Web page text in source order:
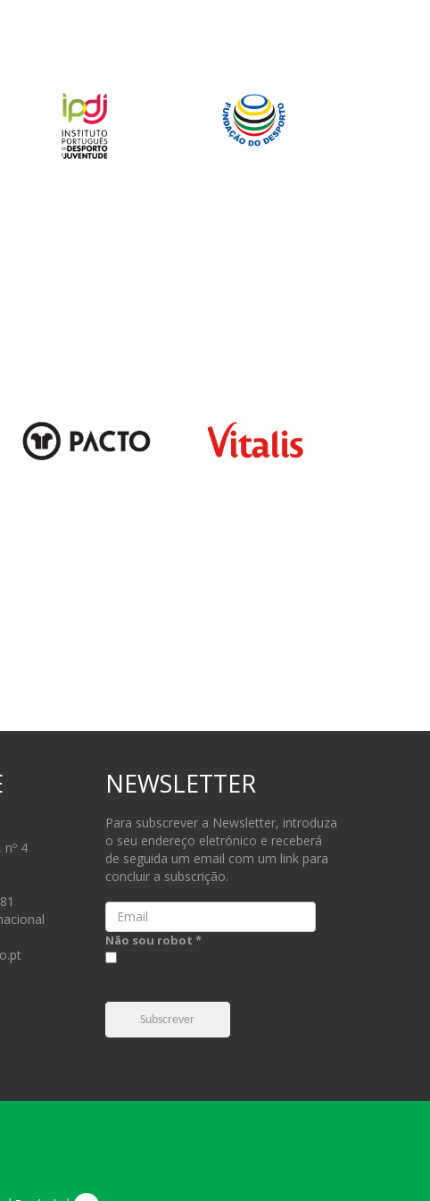
nº 4
NEWSLETTER
Para subscrever a Newsletter, introduza
o seu endereço eletrónico e receberá
de seguida um email com um link para
concluir a subscrição.
Email
Não sou robot *
Subscrever